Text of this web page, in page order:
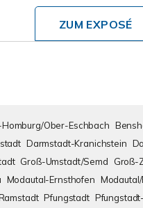
ZUM EXPOSÉ
Ober-Eschbach
Darmstadt-Kranichstein
Groß-Umstadt/Semd Groß-
Modautal-Ernsthofen
Pfungstadt